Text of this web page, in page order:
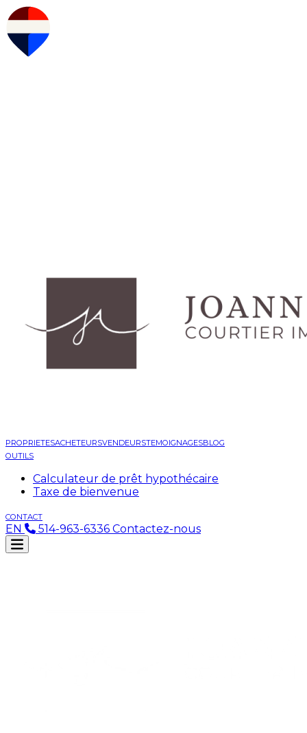
PROPRIETESACHETEURSVENDEURSTEMOIGNAGESBLOG
OUTILS
Calculateur de prêt hypothécaire
Taxe de bienvenue
CONTACT
EN 514-963-6336 Contactez-nous